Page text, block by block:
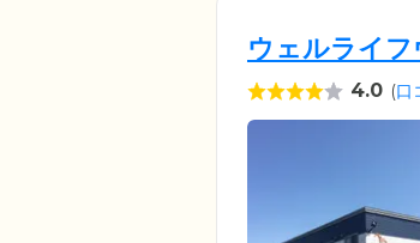
ウェルライ
4.0 (口